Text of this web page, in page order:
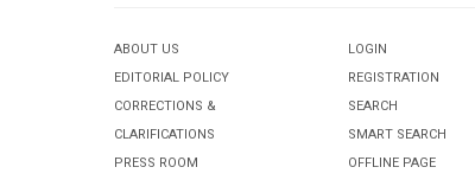
ABOUT US
EDITORIAL POLICY
CORRECTIONS &
CLARIFICATIONS
PRESS ROOM
LOGIN
REGISTRATION
SEARCH
SMART SEARCH
OFFLINE PAGE